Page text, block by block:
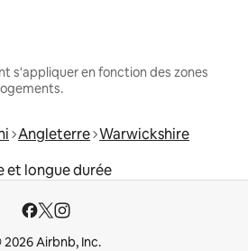
s'appliquer en fonction des zones
Angleterre Warwickshire
et longue durée
Airbnb, Inc.